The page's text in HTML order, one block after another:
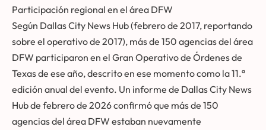
Participación regional en el área DFW
Según Dallas City News Hub (febrero de 2017, reportando
sobre el operativo de 2017), más de 150 agencias del área
DFW participaron en el Gran Operativo de Órdenes de
Texas de ese año, descrito en ese momento como la 11.ª
edición anual del evento. Un informe de Dallas City News
Hub de febrero de 2026 confirmó que más de 150
agencias del área DFW estaban nuevamente